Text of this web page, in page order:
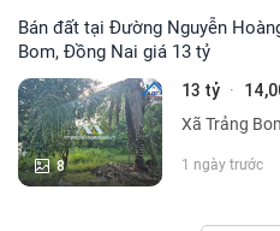
Bán đất tại Đường Nguyễn Hoàng, Xã Sông Trầu, Huyện Trảng
Bom, Đồng Nai giá 13 tỷ
8
13 tỷ ·
Xã Trảng
1 ngày trước